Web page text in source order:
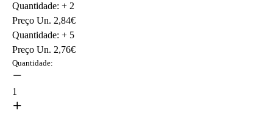
Quantidade: + 2
Preço Un. 2,84€
Quantidade: + 5
Preço Un. 2,76€
Quantidade:
1